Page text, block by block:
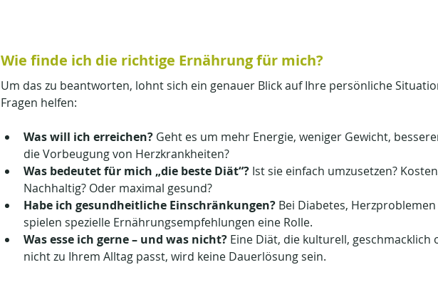
Wie finde ich die richtige Ernährung für mich?
Um das zu beantworten, lohnt sich ein genauer Blick auf Ihre persönliche
Fragen helfen:
Was will ich erreichen? Geht es um mehr Energie, weniger Gewicht,
die Vorbeugung von Herzkrankheiten?
Was bedeutet für mich „die beste Diät“? Ist sie einfach umzusetzen?
Nachhaltig? Oder maximal gesund?
Habe ich gesundheitliche Einschränkungen? Bei Diabetes,
spielen spezielle Ernährungsempfehlungen eine Rolle.
Was esse ich gerne – und was nicht? Eine Diät, die kulturell, geschmacklich
nicht zu Ihrem Alltag passt, wird keine Dauerlösung sein.